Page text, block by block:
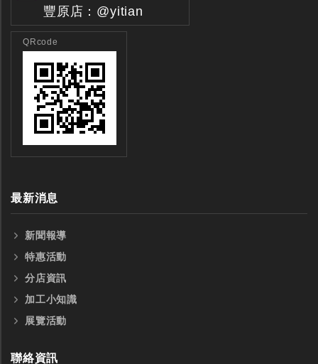
豐原店：@yitian
QRcode
最新消息
新聞報導
特惠活動
分店資訊
加工小知識
展覽活動
聯絡資訊